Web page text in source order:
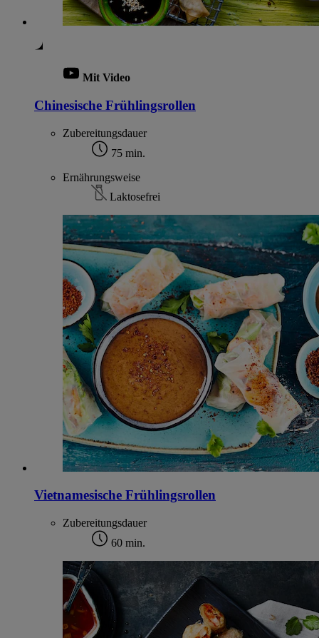
Mit Video
Chinesische Frühlingsrollen
Zubereitungsdauer
75 min.
Ernährungsweise
Laktosefrei
Vietnamesische Frühlingsrollen
Zubereitungsdauer
60 min.